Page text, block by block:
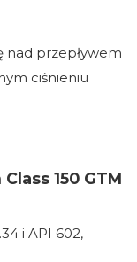
nad przepływem
ciśnieniu
150 GTM
i API 602,